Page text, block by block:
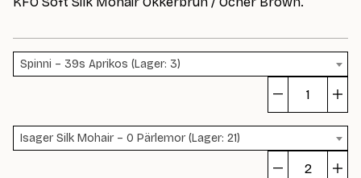
Spinni – 39s Aprikos (Lager: 3)
Isager Silk Mohair – 0 Pärlemor (Lager: 21)